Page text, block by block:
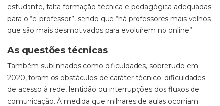
estudante, falta formação técnica e pedagógica adequadas
para o “e-professor”, sendo que “há professores mais velhos
que são mais desmotivados para evoluírem no online”.
As questões técnicas
Também sublinhados como dificuldades, sobretudo em
2020, foram os obstáculos de caráter técnico: dificuldades
de acesso à rede, lentidão ou interrupções dos fluxos de
comunicação. À medida que milhares de aulas ocorriam